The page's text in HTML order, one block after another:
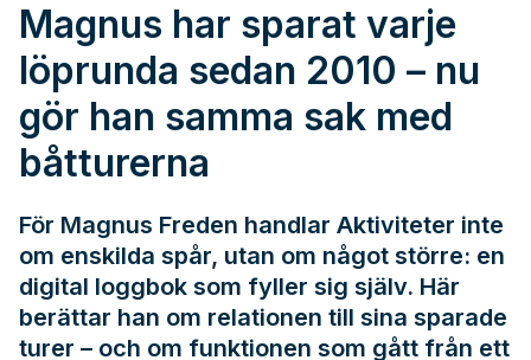
Magnus har sparat varje
löprunda sedan 2010 – nu
gör han samma sak med
båtturerna
För Magnus Freden handlar Aktiviteter inte
om enskilda spår, utan om något större: en
digital loggbok som fyller sig själv. Här
berättar han om relationen till sina sparade
turer – och om funktionen som gått från ett